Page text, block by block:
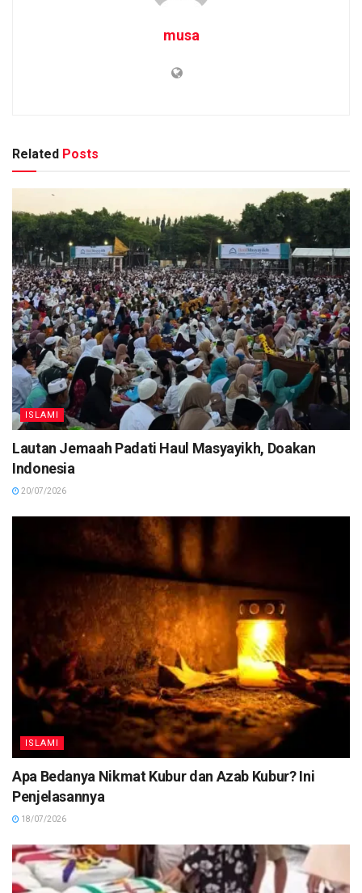
musa
Related Posts
ISLAMI
Lautan Jemaah Padati Haul Masyayikh, Doakan
Indonesia
20/07/2026
ISLAMI
Apa Bedanya Nikmat Kubur dan Azab Kubur? Ini
Penjelasannya
18/07/2026